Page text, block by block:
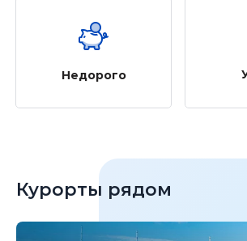
Недорого
Курорты рядом